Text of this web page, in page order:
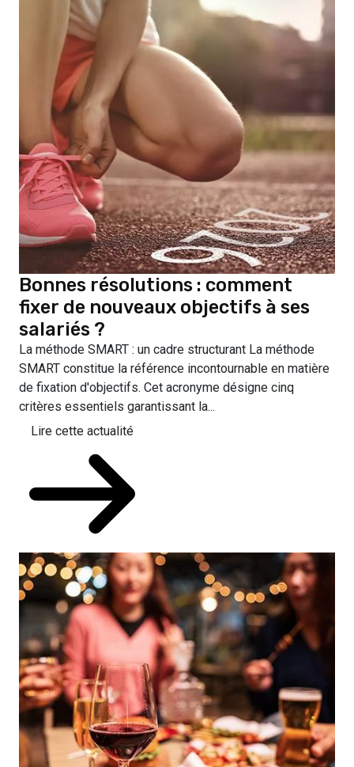
Bonnes résolutions : comment
fixer de nouveaux objectifs à ses
salariés ?
La méthode SMART : un cadre structurant La méthode
SMART constitue la référence incontournable en matière
de fixation d'objectifs. Cet acronyme désigne cinq
critères essentiels garantissant la...
Lire cette actualité